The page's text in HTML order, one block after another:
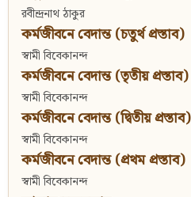
রবীন্দ্রনাথ ঠাকুর
কর্মজীবনে বেদান্ত (চতুর্থ প্রস্তাব)
স্বামী বিবেকানন্দ
কর্মজীবনে বেদান্ত (তৃতীয় প্রস্তাব)
স্বামী বিবেকানন্দ
কর্মজীবনে বেদান্ত (দ্বিতীয় প্রস্তাব)
স্বামী বিবেকানন্দ
কর্মজীবনে বেদান্ত (প্রথম প্রস্তাব)
স্বামী বিবেকানন্দ